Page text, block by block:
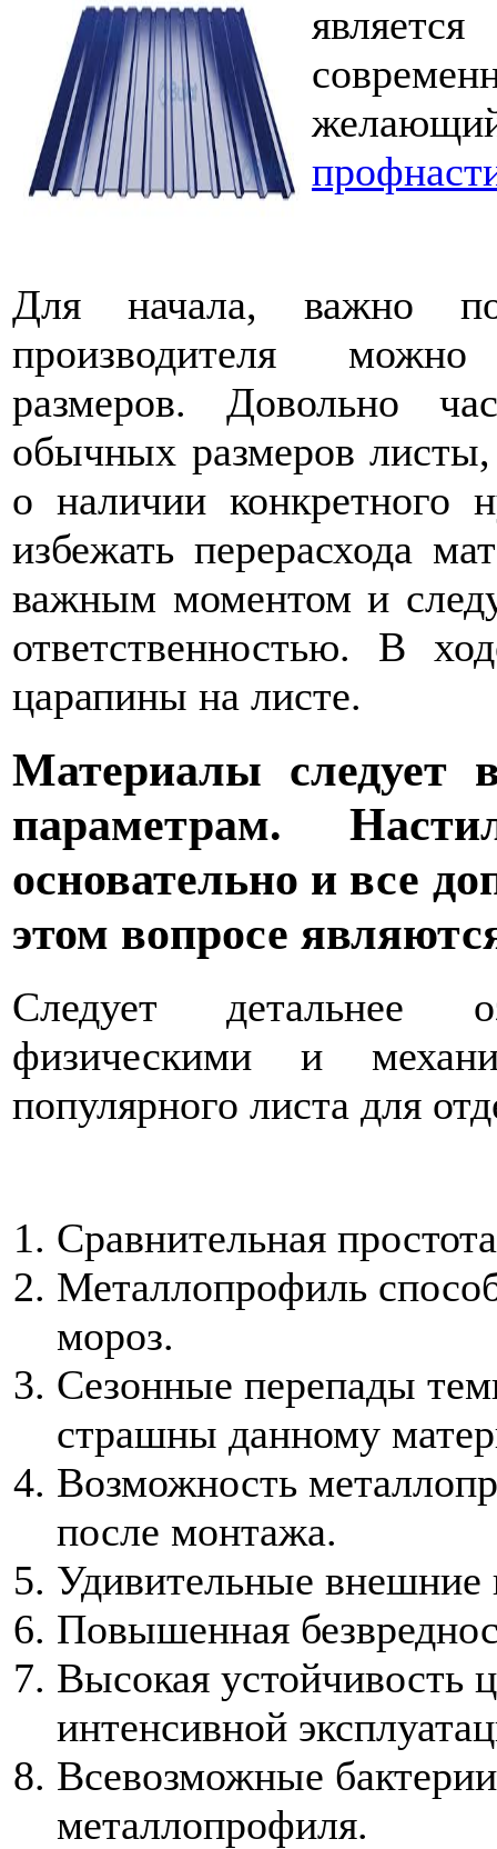
Для начала, важно
производителя
размеров. Довольно
обычных размеров
о наличии конкретного
избежать перерасхода
важным моментом и
ответственностью. В
царапины на листе.
Материалы следует
параметрам.
основательно и все
этом вопросе
Следует детальнее
физическими и
популярного листа для
Сравнительная
Металлопрофиль
мороз.
Сезонные перепады
страшны данному
Возможность
после монтажа.
Удивительные внешние
Повышенная
Высокая устойчивость
интенсивной
Всевозможные
металлопрофиля.